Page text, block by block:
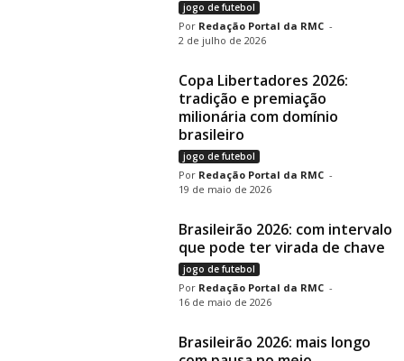
jogo de futebol
Redação Portal da RMC -
2 de julho de 2026
Copa Libertadores 2026:
tradição e premiação
milionária com domínio
brasileiro
jogo de futebol
Redação Portal da RMC -
19 de maio de 2026
Brasileirão 2026: com intervalo
que pode ter virada de chave
jogo de futebol
Redação Portal da RMC -
16 de maio de 2026
Brasileirão 2026: mais longo